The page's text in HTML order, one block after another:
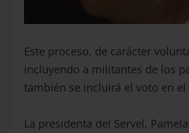
Este proceso, de carácter
incluyendo a militantes de los
también se incluirá el voto en el
La presidenta del Servel,